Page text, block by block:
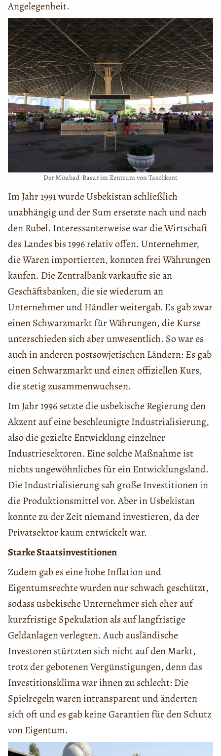
Angelegenheit.
Der Mirabad-Basar im Zentrum von Taschkent
Im Jahr 1991 wurde Usbekistan schließlich
unabhängig und der Sum ersetzte nach und nach
den Rubel. Interessanterweise war die Wirtschaft
des Landes bis 1996 relativ offen. Unternehmer,
die Waren importierten, konnten frei Währungen
kaufen. Die Zentralbank varkaufte sie an
Geschäftsbanken, die sie wiederum an
Unternehmer und Händler weitergab. Es gab zwar
einen Schwarzmarkt für Währungen, die Kurse
unterschieden sich aber unwesentlich. So war es
auch in anderen postsowjetischen Ländern: Es gab
einen Schwarzmarkt und einen offiziellen Kurs,
die stetig zusammenwuchsen.
Im Jahr 1996 setzte die usbekische Regierung den
Akzent auf eine beschleunigte Industrialisierung,
also die gezielte Entwicklung einzelner
Industriesektoren. Eine solche Maßnahme ist
nichts ungewöhnliches für ein Entwicklungsland.
Die Industrialisierung sah große Investitionen in
die Produktionsmittel vor. Aber in Usbekistan
konnte zu der Zeit niemand investieren, da der
Privatsektor kaum entwickelt war.
Starke Staatsinvestitionen
Zudem gab es eine hohe Inflation und
Eigentumsrechte wurden nur schwach geschützt,
sodass usbekische Unternehmer sich eher auf
kurzfristige Spekulation als auf langfristige
Geldanlagen verlegten. Auch ausländische
Investoren stürtzten sich nicht auf den Markt,
trotz der gebotenen Vergünstigungen, denn das
Investitionsklima war ihnen zu schlecht: Die
Spielregeln waren intransparent und änderten
sich oft und es gab keine Garantien für den Schutz
von Eigentum.